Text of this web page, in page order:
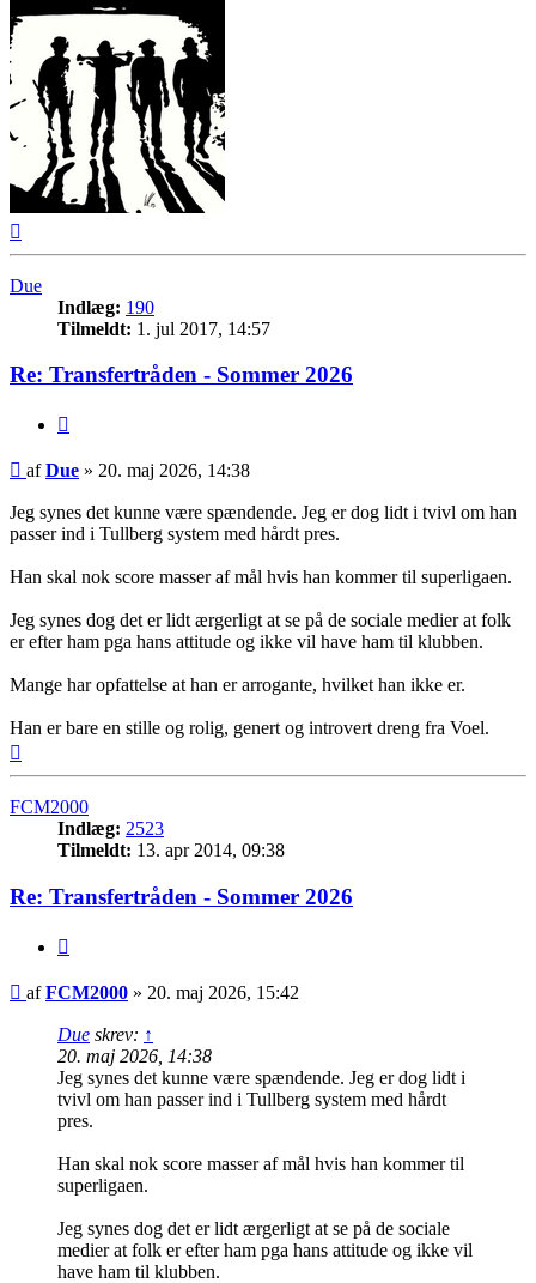
Due
Indlæg: 190
Tilmeldt: 1. jul 2017, 14:57
Re: Transfertråden - Sommer 2026
Indlæg
afDue » 20. maj 2026, 14:38
Jeg synes det kunne være spændende. Jeg er dog lidt i tvivl om han
passer ind i Tullberg system med hårdt pres.
Han skal nok score masser af mål hvis han kommer til superligaen.
Jeg synes dog det er lidt ærgerligt at se på de sociale medier at folk
er efter ham pga hans attitude og ikke vil have ham til klubben.
Mange har opfattelse at han er arrogante, hvilket han ikke er.
Han er bare en stille og rolig, genert og introvert dreng fra Voel.
FCM2000
Indlæg: 2523
Tilmeldt: 13. apr 2014, 09:38
Re: Transfertråden - Sommer 2026
Indlæg
afFCM2000 » 20. maj 2026, 15:42
Due skrev: ↑
20. maj 2026, 14:38
Jeg synes det kunne være spændende. Jeg er dog lidt i
tvivl om han passer ind i Tullberg system med hårdt
pres.
Han skal nok score masser af mål hvis han kommer til
superligaen.
Jeg synes dog det er lidt ærgerligt at se på de sociale
medier at folk er efter ham pga hans attitude og ikke vil
have ham til klubben.